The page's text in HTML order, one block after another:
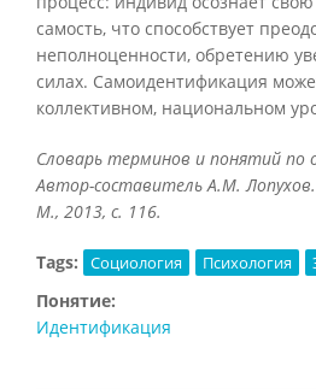
самость, что способствует
неполноценности, обретению
силах. Самоидентификация
коллективном, национальном
Словарь терминов и понятий по
Автор-составитель А.М. Лопухов.
М., 2013, с. 116.
Tags: Социология Психология
Понятие:
Идентификация